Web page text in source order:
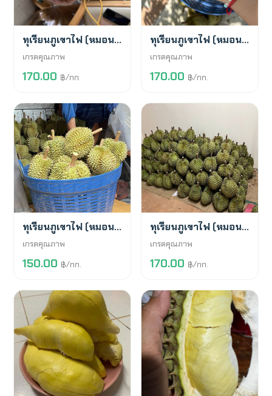
พร้อมขาย ทุเรียนภูเขาไฟ (หมอนทอง)
เกรดคุณภาพ
170.00 ฿/กก.
พร้อมขาย ทุเรียนภูเขาไฟ (หมอนทอง)
เกรดคุณภาพ
170.00 ฿/กก.
พร้อมขาย ทุเรียนภูเขาไฟ (หมอนทอง)
เกรดคุณภาพ
150.00 ฿/กก.
พร้อมขาย ทุเรียนภูเขาไฟ (หมอนทอง)
เกรดคุณภาพ
170.00 ฿/กก.